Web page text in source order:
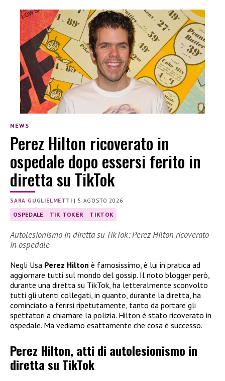
NEWS
Perez Hilton ricoverato in
ospedale dopo essersi ferito in
diretta su TikTok
SARA GUGLIELMETTI |5 AGOSTO 2026
OSPEDALE TIK TOKER TIKTOK
Autolesionismo in diretta su TikTok: Perez Hilton ricoverato
in ospedale
Negli Usa Perez Hilton è famosissimo, è lui in pratica ad
aggiornare tutti sul mondo del gossip. Il noto blogger però,
durante una diretta su TikTok, ha letteralmente sconvolto
tutti gli utenti collegati, in quanto, durante la diretta, ha
cominciato a ferirsi ripetutamente, tanto da portare gli
spettatori a chiamare la polizia. Hilton è stato ricoverato in
ospedale. Ma vediamo esattamente che cosa è successo.
Perez Hilton, atti di autolesionismo in
diretta su TikTok